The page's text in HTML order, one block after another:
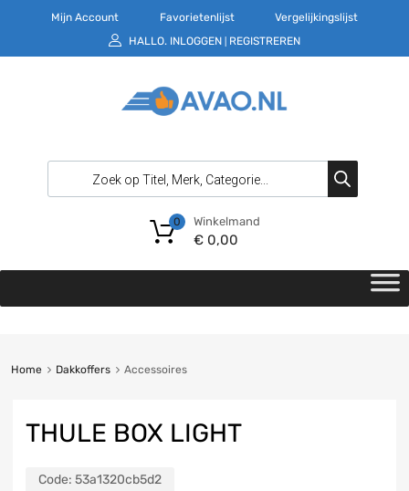
Mijn Account Favorietenlijst
Vergelijkingslijst
HALLO. INLOGGEN REGISTREREN
Winkelmand
€0,00
0
Home Dakkoffers Accessoires
THULE BOX LIGHT
Code: 53a1320cb5d2